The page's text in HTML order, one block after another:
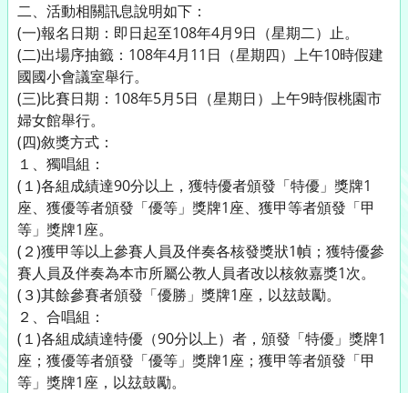
二、活動相關訊息說明如下：
(一)報名日期：即日起至108年4月9日（星期二）止。
(二)出場序抽籤：108年4月11日（星期四）上午10時假建
國國小會議室舉行。
(三)比賽日期：108年5月5日（星期日）上午9時假桃園市
婦女館舉行。
(四)敘獎方式：
１、獨唱組：
(１)各組成績達90分以上，獲特優者頒發「特優」獎牌1
座、獲優等者頒發「優等」獎牌1座、獲甲等者頒發「甲
等」獎牌1座。
(２)獲甲等以上參賽人員及伴奏各核發獎狀1幀；獲特優參
賽人員及伴奏為本市所屬公教人員者改以核敘嘉獎1次。
(３)其餘參賽者頒發「優勝」獎牌1座，以玆鼓勵。
２、合唱組：
(１)各組成績達特優（90分以上）者，頒發「特優」獎牌1
座；獲優等者頒發「優等」獎牌1座；獲甲等者頒發「甲
等」獎牌1座，以玆鼓勵。